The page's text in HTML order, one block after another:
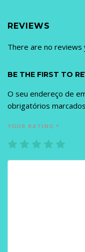
REVIEWS
There are no reviews
BE THE FIRST TO
O seu endereço de
obrigatórios
YOUR RATING *
1 2 3 4